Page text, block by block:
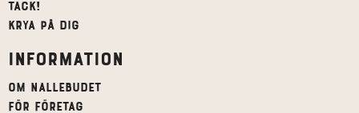
Tack!
Krya på dig
Information
Om Nallebudet
För företag